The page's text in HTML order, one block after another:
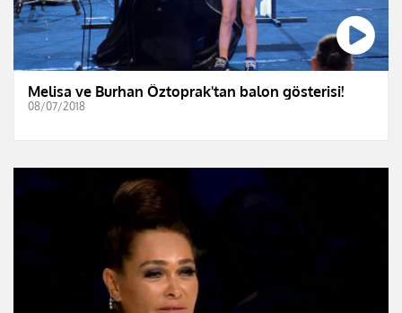
Melisa ve Burhan Öztoprak'tan balon gösterisi!
08/07/2018